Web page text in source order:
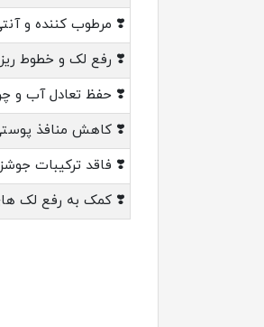
❣️ مرطوب کننده و
❣️ رفع لک و خطوط
❣️ حفظ تعادل آب و
❣️ کاهش منافذ
❣️ فاقد ترکیبات
❣️ کمک به رفع لک